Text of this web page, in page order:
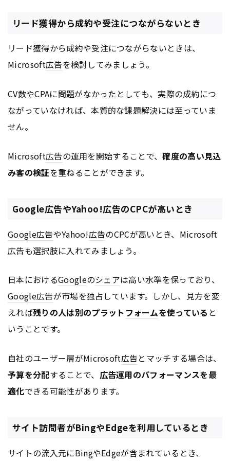
リード獲得から成約や受注につながらないとき
リード獲得から成約や受注につながらないときは、
Microsoft広告を検討してみましょう。
CV数やCPAに問題がなかったとしても、実際の成約につ
ながっていなければ、本質的な課題解決には至っていま
せん。
Microsoft広告の運用を開始することで、確度の高い見込
み客の検証を重ねることができます。
Google広告やYahoo!広告のCPCが高いとき
Google広告やYahoo!広告のCPCが高いとき、Microsoft
広告も選択肢に入れてみましょう。
日本におけるGoogleのシェアは高い水準を保っており、
Google広告が市場を独占しています。しかし、見方を変
えれば残りの人は別のプラット フォームを使っている と
いうことです。
自社のユーザー層がMicrosoft広告とマッチする場合は、
予算を分配することで、 広告運用のパフォーマンスを最
適化できる可能性があります。
サイト訪問者がBingやEdgeを利用しているとき
サイトの流入元にBingやEdgeが含まれているとき、